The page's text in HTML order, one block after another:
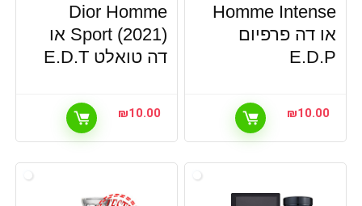
Homme Intense
או דה פרפיום
E.D.P
₪10.00
Dior Homme
Sport (2021) או
דה טואלט E.D.T
₪10.00